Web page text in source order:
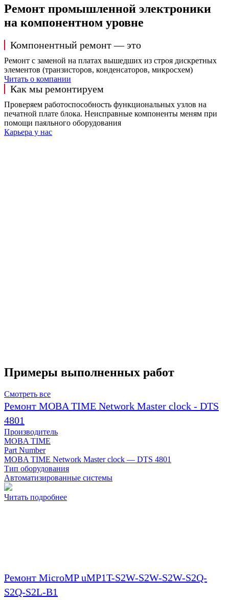
Ремонт промышленной электроники
на компонентном уровне
Компонентный ремонт — это
Ремонт с заменой на платах вышедших из строя дискретных
элементов (транзисторов, конденсаторов, микросхем)
Читать о компании
Как мы ремонтируем
Проверяем работоспособность функциональных узлов на
печатной плате блока. Неисправные компоненты меням при
помощи паяльного оборудования
Карьера у нас
Примеры выполненных работ
Смотреть все
Ремонт MOBA TIME Network Master clock - DTS
4801
Производитель
MOBA TIME
Part Number
MOBA TIME Network Master clock — DTS 4801
Тип оборудования
Автоматизированные системы
Читать подробнее
Ремонт MicroMP uMP1T-S2W-S2W-S2W-S2Q-
S2Q-S2L-B1